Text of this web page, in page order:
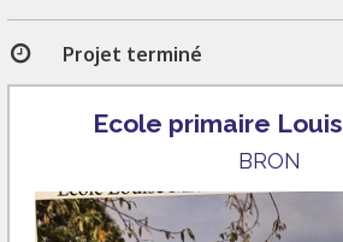
Projet terminé
Ecole primaire
BRON